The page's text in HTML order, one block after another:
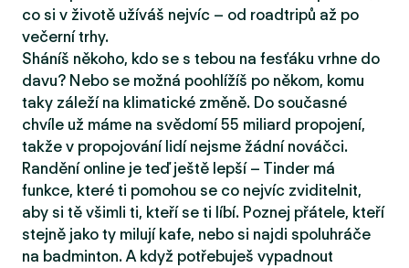
co si v životě užíváš nejvíc – od roadtripů až po
večerní trhy.
Sháníš někoho, kdo se s tebou na fesťáku vrhne do
davu? Nebo se možná poohlížíš po někom, komu
taky záleží na klimatické změně. Do současné
chvíle už máme na svědomí 55 miliard propojení,
takže v propojování lidí nejsme žádní nováčci.
Randění online je teď ještě lepší – Tinder má
funkce, které ti pomohou se co nejvíc zviditelnit,
aby si tě všimli ti, kteří se ti líbí. Poznej přátele, kteří
stejně jako ty milují kafe, nebo si najdi spoluhráče
na badminton. A když potřebuješ vypadnout